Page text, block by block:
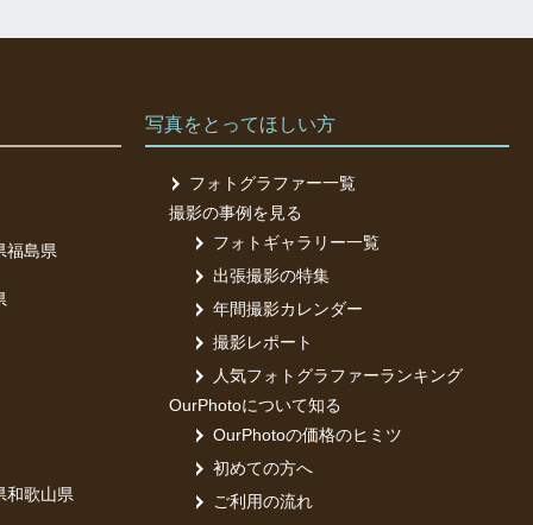
福島県
和歌山県
写真をとってほしい方
フォトグラファー一覧
撮影の事例を見る
フォトギャラリー一覧
出張撮影の特集
年間撮影カレンダー
撮影レポート
人気フォトグラファーランキング
OurPhotoについて知る
OurPhotoの価格のヒミツ
初めての方へ
ご利用の流れ